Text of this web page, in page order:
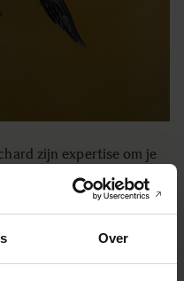
Over
tijdens deze
zijn expertise om je
te maken.